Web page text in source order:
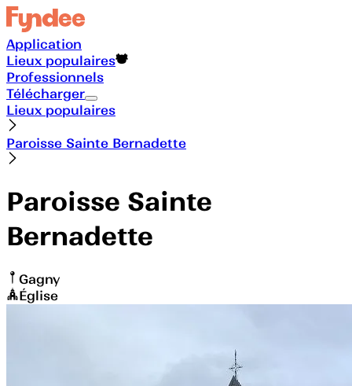
Application
Lieux populaires
Professionnels
Télécharger
Lieux populaires
Paroisse Sainte Bernadette
Paroisse Sainte
Bernadette
Gagny
Église